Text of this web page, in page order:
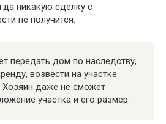
никакую сделку с
не получится.
передать дом по наследству,
возвести на участке
Хозяин даже не сможет
участка и его размер.